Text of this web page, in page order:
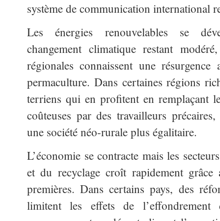
système de communication international
Les énergies renouvelables se
changement climatique restant
régionales connaissent une
permaculture. Dans certaines régions
terriens qui en profitent en remplaçant
coûteuses par des travailleurs
une société néo-rurale plus égalitaire.
L’économie se contracte mais les
et du recyclage croît rapidement
premières. Dans certains pays, des
limitent les effets de